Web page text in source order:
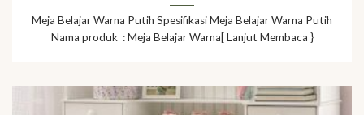
Meja Belajar Warna Putih Spesifikasi Meja Belajar Warna Putih
Nama produk : Meja Belajar Warna[ Lanjut Membaca }